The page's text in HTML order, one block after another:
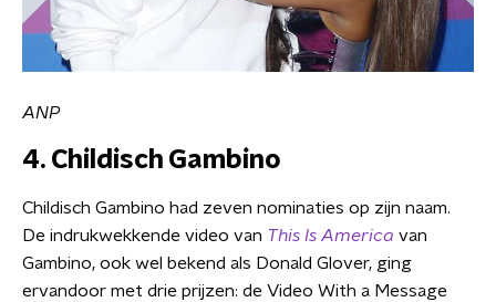
ANP
4. Childisch Gambino
Childisch Gambino had zeven nominaties op zijn naam.
De indrukwekkende video van This Is America van
Gambino, ook wel bekend als Donald Glover, ging
ervandoor met drie prijzen: de Video With a Message